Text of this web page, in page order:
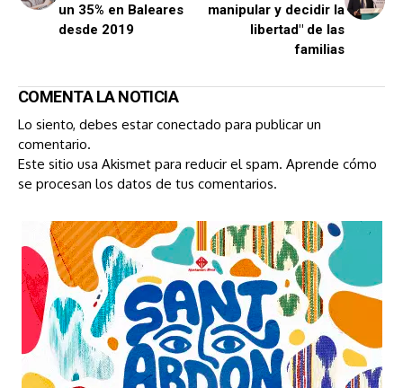
un 35% en Baleares
desde 2019
manipular y decidir la
libertad" de las
familias
COMENTA LA NOTICIA
Lo siento, debes estar conectado para publicar un
comentario.
Este sitio usa Akismet para reducir el spam. Aprende cómo
se procesan los datos de tus comentarios.